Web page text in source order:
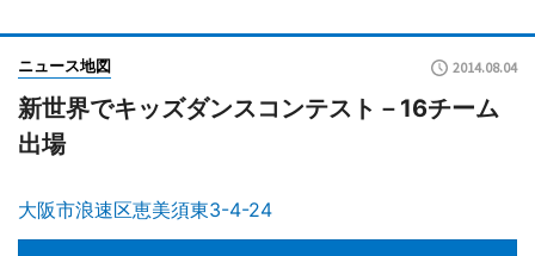
ニュース地図 2014.08.04
新世界でキッズダンスコンテスト－16チーム
出場
大阪市浪速区恵美須東3-4-24